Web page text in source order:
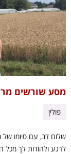
מסע שורשים
פולין
שלום דב, עם סיומו של
לרגע ולהודות לך מכל